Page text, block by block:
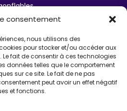
consentement
nous utilisons des
pour stocker et/ou accéder aux
fait de consentir à ces technologies
données telles que le comportement
sur ce site. Le fait de ne pas
peut avoir un effet négatif
et fonctions.